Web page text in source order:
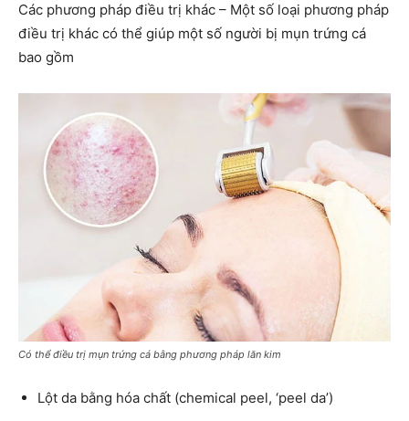
Các phương pháp điều trị khác – Một số loại phương pháp
điều trị khác có thể giúp một số người bị mụn trứng cá
bao gồm
Có thể điều trị mụn trứng cá bằng phương pháp lăn kim
Lột da bằng hóa chất (chemical peel, ‘peel da’)